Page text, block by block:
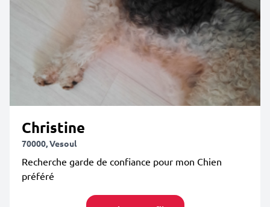
Christine
70000, Vesoul
Recherche garde de confiance pour mon Chien
préféré